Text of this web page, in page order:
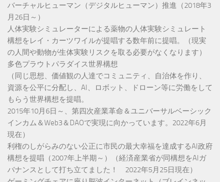
バーチャルヒューマン（デジタルヒューマン）推進（2018年3
月26日～）
人体実験シミュレーターによる薬物の人体実験シミュレート
構想をレイ・カーツワイルが提唱する数年前に提唱。（現実
の人間や動物が生体実験リスクを取る必要がなくなります）
多色プラウトパラダイス世界構想
（同じ思想、価値観の人達でコミュニティ、自治体を作り、
資源を公平に分配し、AI、ロボット、ドローン等に労働をして
もらう世界構想を提唱。
2015年10月6日～、第四次産業革命＆ユニバーサルベーシック
インカム＆Web3＆DAOで実現に向かっています。2022年6月
現在）
利権のしがらみのない公正に市民の最大幸福を達成するAI政府
構想を提唱（2007年上半期～）（経済産業省が同構想をAIガ
バナンスとして打ち立てました！ 2022年5月25日現在）